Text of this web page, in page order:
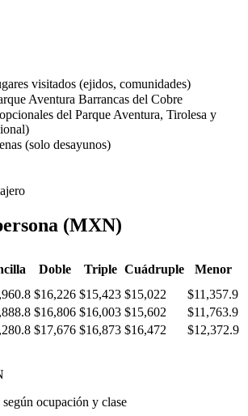
visitados (ejidos, comunidades)
Aventura Barrancas del Cobre
del Parque Aventura, Tirolesa y
(solo desayunos)
(MXN)
Doble Triple Cuádruple
Menor
$16,226 $15,423 $15,022
$11,357.9
$16,806 $16,003 $15,602
$11,763.9
$17,676 $16,873 $16,472
$12,372.9
ocupación y clase